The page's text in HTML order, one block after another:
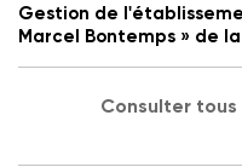
Gestion de
Marcel Bontemps » de
Consulter